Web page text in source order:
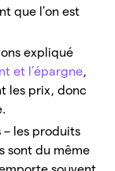
que l’on est
expliqué
et l’épargne,
les prix, donc
– les produits
sont du même